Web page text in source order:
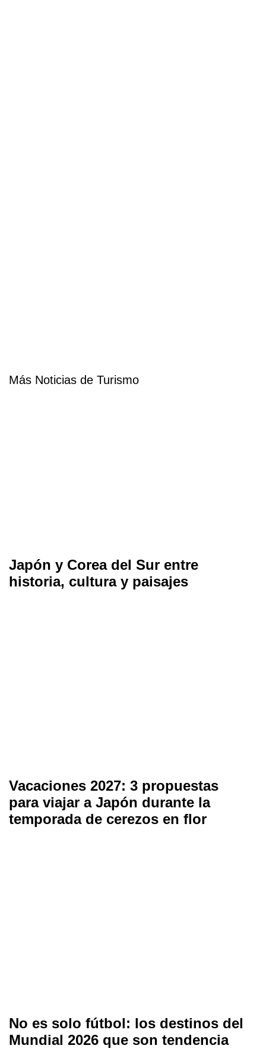
Más Noticias de Turismo
Japón y Corea del Sur entre
historia, cultura y paisajes
Vacaciones 2027: 3 propuestas
para viajar a Japón durante la
temporada de cerezos en flor
No es solo fútbol: los destinos del
Mundial 2026 que son tendencia